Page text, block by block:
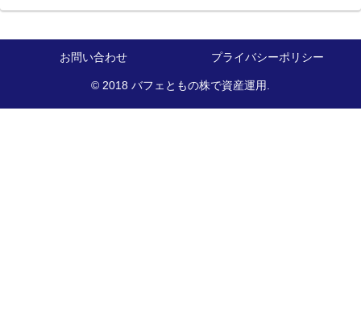
お問い合わせ プライバシーポリシー
© 2018 バフェともの株で資産運用.